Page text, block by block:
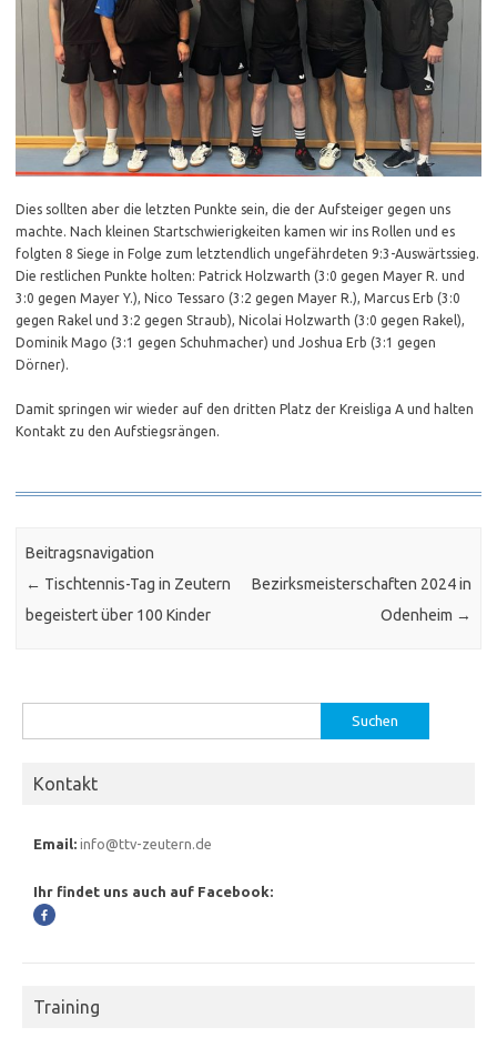
Dies sollten aber die letzten Punkte sein, die der Aufsteiger gegen uns
machte. Nach kleinen Startschwierigkeiten kamen wir ins Rollen und es
folgten 8 Siege in Folge zum letztendlich ungefährdeten 9:3-Auswärtssieg.
Die restlichen Punkte holten: Patrick Holzwarth (3:0 gegen Mayer R. und
3:0 gegen Mayer Y.), Nico Tessaro (3:2 gegen Mayer R.), Marcus Erb (3:0
gegen Rakel und 3:2 gegen Straub), Nicolai Holzwarth (3:0 gegen Rakel),
Dominik Mago (3:1 gegen Schuhmacher) und Joshua Erb (3:1 gegen
Dörner).
Damit springen wir wieder auf den dritten Platz der Kreisliga A und halten
Kontakt zu den Aufstiegsrängen.
Beitragsnavigation
← Tischtennis-Tag in Zeutern
begeistert über 100 Kinder
Bezirksmeisterschaften 2024 in
Odenheim →
nach:
Kontakt
Email: info@ttv-zeutern.de
Ihr findet uns auch auf Facebook:
Training